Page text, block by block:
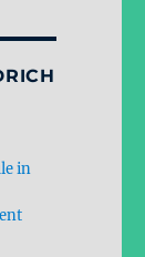
in